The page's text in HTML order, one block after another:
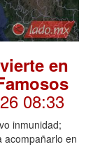
en
08:33
inmunidad;
acompañarlo en